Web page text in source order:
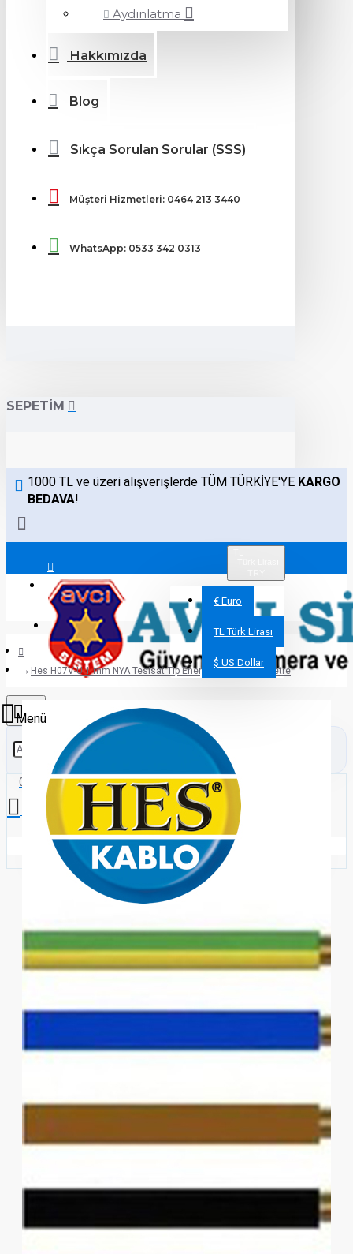
Aydınlatma
Hakkımızda
Blog
Sıkça Sorulan Sorular (SSS)
Müşteri Hizmetleri: 0464 213 3440
WhatsApp: 0533 342 0313
SEPETIM
1000 TL ve üzeri alışverişlerde TÜM TÜRKİYE'YE KARGO
BEDAVA!
Giriş Yap
Üye Ol
€ Euro
TL Türk Lirası
$ US Dollar
0 ürün - 0,00TL
Alışveriş sepetiniz boş!
Hes H07V-U 1 mm NYA Tesisat Tip Enerji Kablosu 100 metre